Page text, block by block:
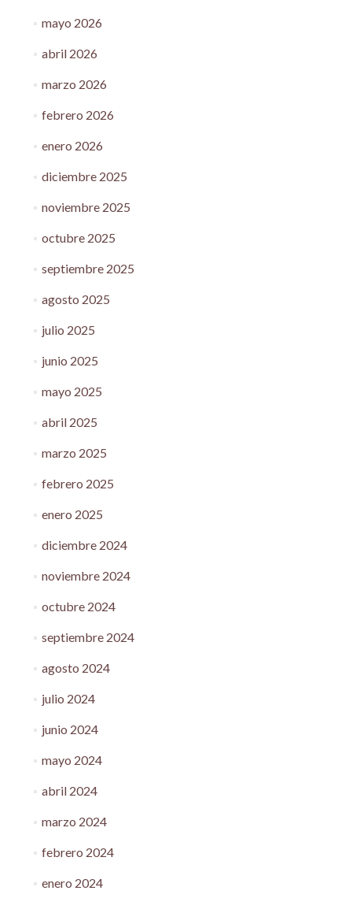
mayo 2026
abril 2026
marzo 2026
febrero 2026
enero 2026
diciembre 2025
noviembre 2025
octubre 2025
septiembre 2025
agosto 2025
julio 2025
junio 2025
mayo 2025
abril 2025
marzo 2025
febrero 2025
enero 2025
diciembre 2024
noviembre 2024
octubre 2024
septiembre 2024
agosto 2024
julio 2024
junio 2024
mayo 2024
abril 2024
marzo 2024
febrero 2024
enero 2024